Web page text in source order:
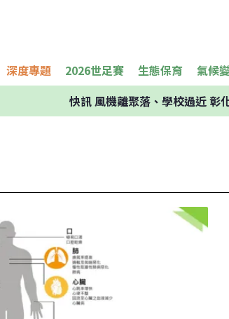
深度專題 2026世足賽 生態保育 氣候
快訊風機離聚落、學校過近 彰